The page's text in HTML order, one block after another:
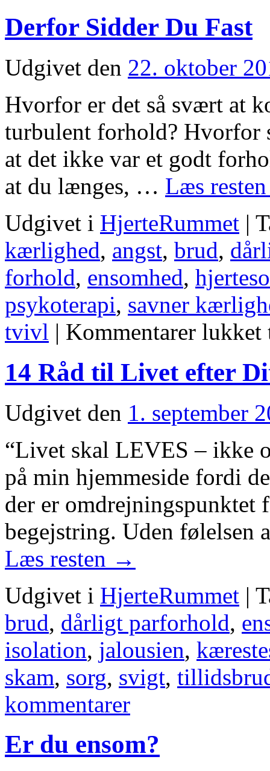
Derfor Sidder Du Fast
Udgivet den 22. oktober
Hvorfor er det så svært at
turbulent forhold? Hvorfor
at det ikke var et godt
at du længes, … Læs
Udgivet i HjerteRummet |
kærlighed, angst, brud,
forhold, ensomhed,
psykoterapi, savner
tvivl | Kommentarer lukket
14 Råd til Livet efter
Udgivet den 1. september
“Livet skal LEVES – ikke
på min hjemmeside fordi
der er
begejstring. Uden
Læs resten →
Udgivet i HjerteRummet |
brud, dårligt parforhold,
isolation, jalousien,
skam, sorg, svigt,
kommentarer
Er du ensom?